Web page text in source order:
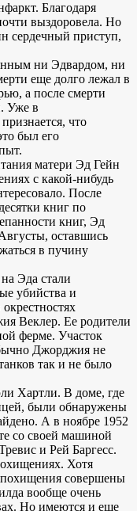
Благодаря
выздоровела. Но
сердечный приступ,
ни Эдвардом, ни
еще долго лежал в
а после смерти
Уже в
что
был его
матери Эд Гейн
с какой-нибудь
После
книг по
книг, Эд
оставшись
в пучину
Эда стали
убийства и
Веклер. Ее родители
ферме. Участок
Джорджия не
так и не было
Хартли. В доме, где
были обнаружены
А в ноябре 1952
со своей машиной
и Рей Баргесс.
Хотя
совершены
вообще очень
Но имеются и еще